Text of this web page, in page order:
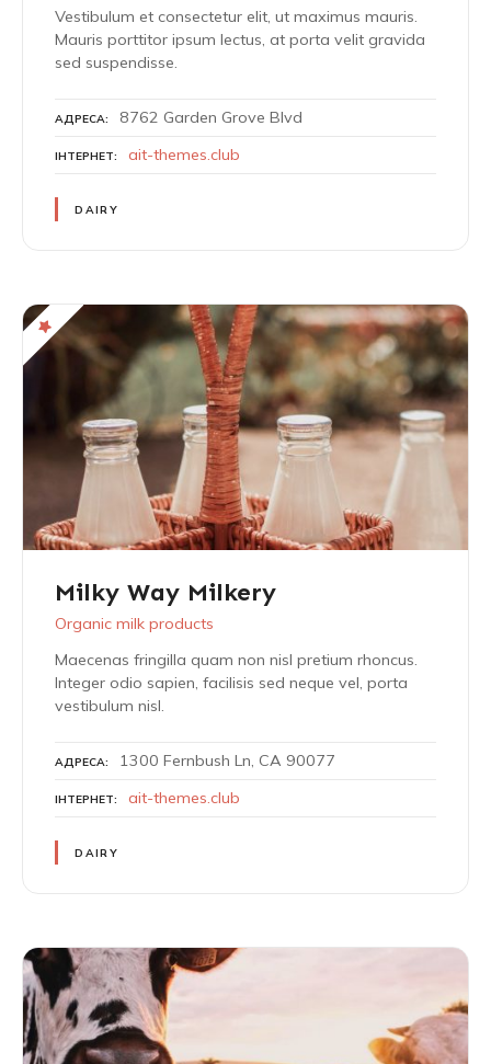
Vestibulum et consectetur elit, ut maximus mauris.
Mauris porttitor ipsum lectus, at porta velit gravida
sed suspendisse.
АДРЕСА 8762 Garden Grove Blvd
ІНТЕРНЕТ ait-themes.club
DAIRY
Milky Way Milkery
Organic milk products
Maecenas fringilla quam non nisl pretium rhoncus.
Integer odio sapien, facilisis sed neque vel, porta
vestibulum nisl.
АДРЕСА 1300 Fernbush Ln, CA 90077
ІНТЕРНЕТ ait-themes.club
DAIRY